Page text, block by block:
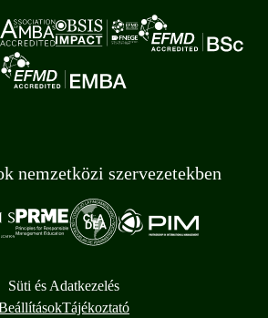
nemzetközi szervezetekben
Süti és Adatkezelés
Tájékoztató